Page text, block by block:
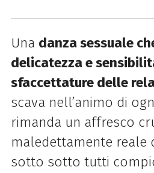
Una danza sessuale
delicatezza e
sfaccettature delle
scava nell’animo di
rimanda un affresco
maledettamente reale
sotto sotto tutti